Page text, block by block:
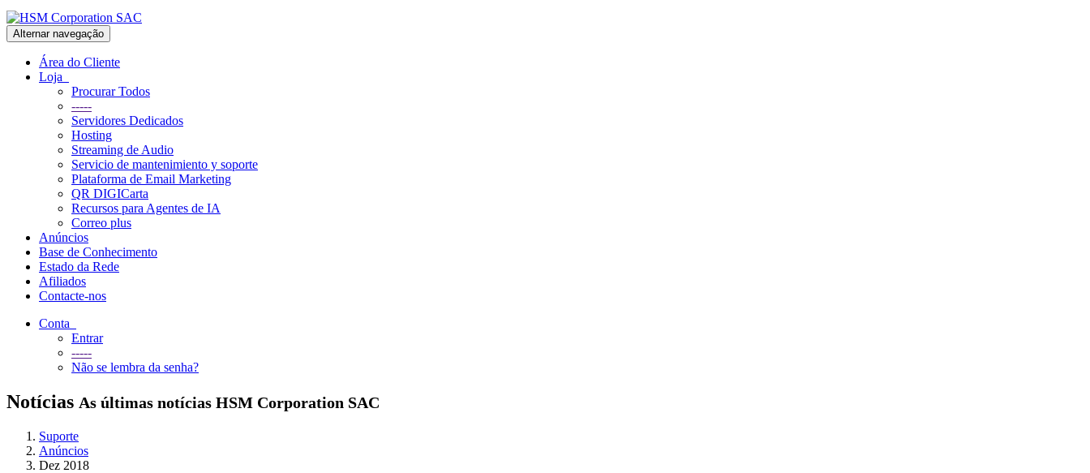
Alternar navegação
Área do Cliente
Loja
Procurar Todos
-----
Servidores Dedicados
Hosting
Streaming de Audio
Servicio de mantenimiento y soporte
Plataforma de Email Marketing
QR DIGICarta
Recursos para Agentes de IA
Correo plus
Anúncios
Base de Conhecimento
Estado da Rede
Afiliados
Contacte-nos
Conta
Entrar
-----
Não se lembra da senha?
Notícias As últimas notícias HSM Corporation SAC
Suporte
Anúncios
Dez 2018